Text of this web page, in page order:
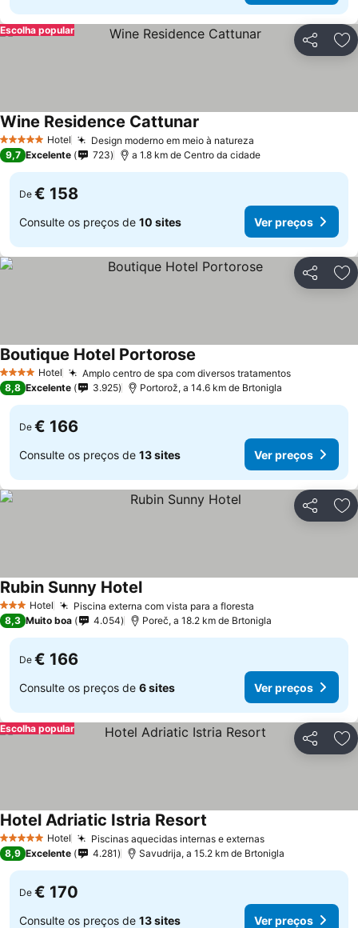
Partilhar
Escolha popular
5 Estrelas Hotel Design moderno em meio à natureza
Wine Residence Cattunar
9,7 Excelente 723 a 1.8 km de Centro da cidade
De € 158
Consulte os preços de 10 sites Ver preços
Partilhar
4 EstrelasHotel Amplo centro de spa com diversos tratamentosVer preços
Boutique Hotel Portorose
8,8 Excelente 3.925 Portorož, a 14.6 km de Brtonigla
De € 166
Consulte os preços de 13 sites Ver preços
Partilhar
3 EstrelasHotel Piscina externa com vista para a floresta
Rubin Sunny HotelVer preços
8,3 Muito boa 4.054 Poreč, a 18.2 km de Brtonigla
De € 166
Consulte os preços de 6 sites Ver preços
Partilhar
Escolha popular
5 Estrelas Hotel Piscinas aquecidas internas e externasVer preços
Hotel Adriatic Istria Resort
8,9 Excelente 4.281 Savudrija, a 15.2 km de Brtonigla
De € 170
Consulte os preços de 13 sites Ver preços